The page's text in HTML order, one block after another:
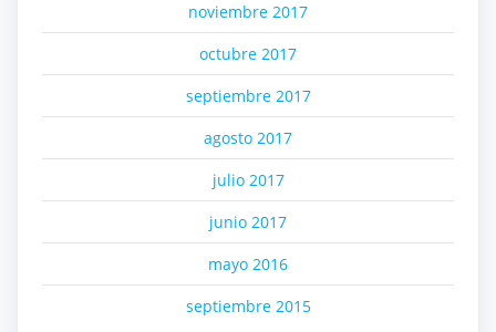
noviembre 2017
octubre 2017
septiembre 2017
agosto 2017
julio 2017
junio 2017
mayo 2016
septiembre 2015